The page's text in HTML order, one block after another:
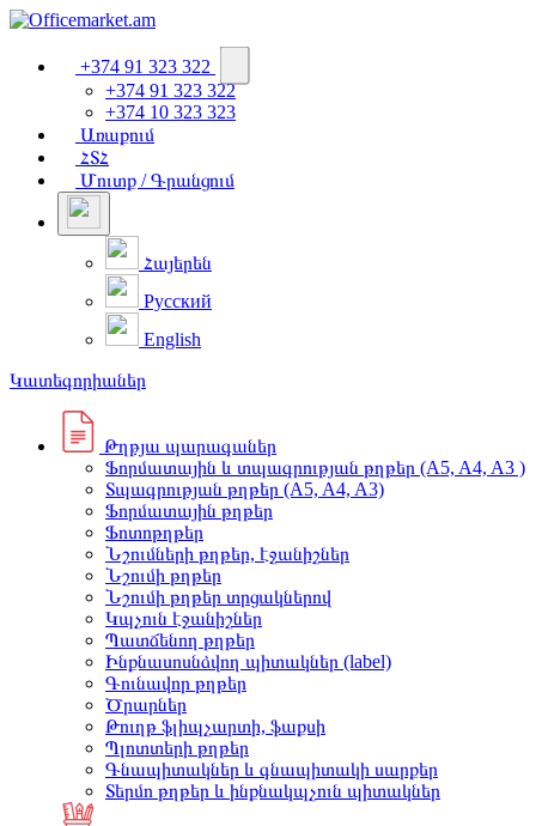
+374 91 323 322
+374 91 323 322
+374 10 323 323
Առաքում
ՀՏՀ
Մուտք / Գրանցում
Հայերեն
Русский
English
Կատեգորիաներ
Թղթյա պարագաներ
Ֆորմատային և տպագրության թղթեր (A5, A4, A3 )
Տպագրության թղթեր (A5, A4, A3)
Ֆորմատային թղթեր
Ֆոտոթղթեր
Նշումների թղթեր, էջանիշներ
Նշումի թղթեր
Նշումի թղթեր տրցակներով
Կպչուն էջանիշներ
Պատճենող թղթեր
Ինքնասոսնձվող պիտակներ (label)
Գունավոր թղթեր
Ծրարներ
Թուղթ ֆլիպչարտի, ֆաքսի
Պլոտտերի թղթեր
Գնապիտակներ և գնապիտակի սարքեր
Տերմո թղթեր և ինքնակպչուն պիտակներ